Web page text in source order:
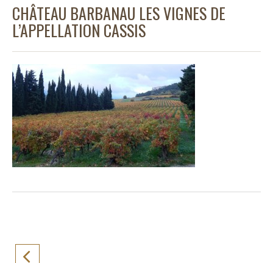
CHÂTEAU BARBANAU LES VIGNES DE
L’APPELLATION CASSIS